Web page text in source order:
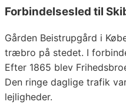
Forbindelsesled til
Gården Beistrupgård i
træbro på stedet. I
Efter 1865 blev
Den ringe daglige trafik
lejligheder.